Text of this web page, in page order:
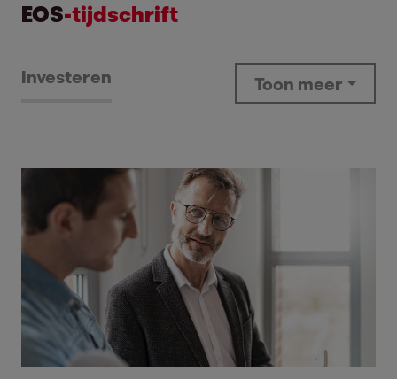
EOS-tijdschrift
Investeren Toon meer